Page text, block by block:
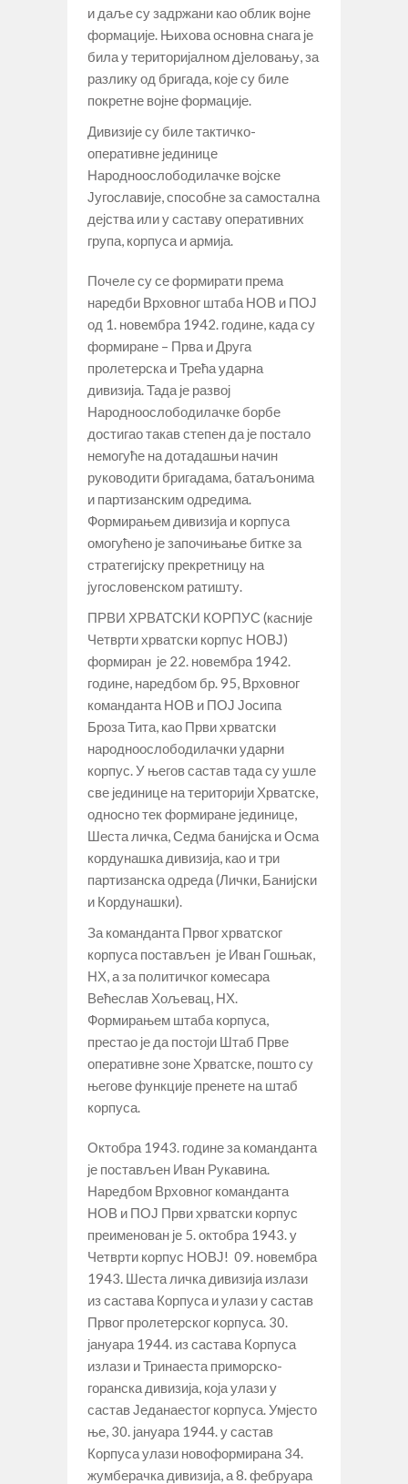
и даље су задржани као облик војне
формације. Њихова основна снага је
била у територијалном дjеловању, за
разлику од бригада, које су биле
покретне војне формације.
Дивизије су биле тактичко-
оперативне јединице
Народноослободилачке војске
Југославије, способне за самостална
дејства или у саставу оперативних
група, корпуса и армија.
Почеле су се формирати према
наредби Врховног штаба НОВ и ПОЈ
од 1. новембра 1942. године, када су
формиране – Прва и Друга
пролетерска и Трећа ударна
дивизија. Тада је развој
Народноослободилачке борбе
достигао такав степен да је постало
немогуће на дотадашњи начин
руководити бригадама, батаљонима
и партизанским одредима.
Формирањем дивизија и корпуса
омогућено је започињање битке за
стратегијску прекретницу на
југословенском ратишту.
ПРВИ ХРВАТСКИ КОРПУС (касније
Четврти хрватски корпус НОВЈ)
формиран је 22. новембра 1942.
године, наредбом бр. 95, Врховног
команданта НОВ и ПОЈ Јосипа
Броза Тита, као Први хрватски
народноослободилачки ударни
корпус. У његов састав тада су ушле
све јединице на територији Хрватске,
односно тек формиране јединице,
Шеста личка, Седма банијска и Осма
кордунашка дивизија, као и три
партизанска одреда (Лички, Банијски
и Кордунашки).
За команданта Првог хрватског
корпуса постављен је Иван Гошњак,
НХ, а за политичког комесара
Већеслав Хољевац, НХ.
Формирањем штаба корпуса,
престао је да постоји Штаб Прве
оперативне зоне Хрватске, пошто су
његове функције пренете на штаб
корпуса.
Октобра 1943. године за команданта
је постављен Иван Рукавина.
Наредбом Врховног команданта
НОВ и ПОЈ Први хрватски корпус
преименован је 5. октобра 1943. у
Четврти корпус НОВЈ! 09. новембра
1943. Шеста личка дивизија излази
из састава Корпуса и улази у састав
Првог пролетерског корпуса. 30.
јануара 1944. из састава Корпуса
излази и Тринаеста приморско-
горанска дивизија, која улази у
састав Једанаестог корпуса. Умјесто
ње, 30. јануара 1944. у састав
Корпуса улази новоформирана 34.
жумберачка дивизија, а 8. фебруара